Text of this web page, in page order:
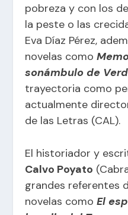
pobreza y con los
la peste o las
Eva Díaz Pérez,
novelas como
sonámbulo de
trayectoria como
actualmente
de las Letras (CAL).
El historiador y
Calvo Poyato
grandes referentes
novelas comoEl